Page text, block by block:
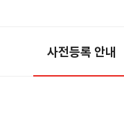
사전등록 안내